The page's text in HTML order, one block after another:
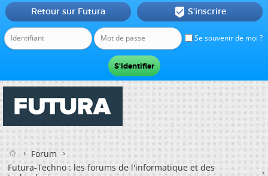
Se souvenir de moi ?
Retour sur Futura  S'inscrire
Forum
Futura-Techno : les forums de l'informatique et des